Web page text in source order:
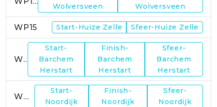
Wolversveen Wolversveen
WP15 Start-Huize Zelle Sfeer-Huize Zelle
WP17
Start-
Barchem
Herstart
Finish-
Barchem
Herstart
Sfeer-
Barchem
Herstart
WP19
Start-
Noordijk
Finish-
Noordijk
Sfeer-
Noordijk